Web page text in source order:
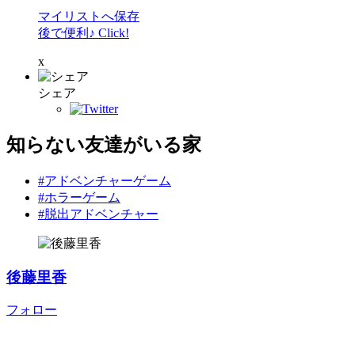
マイリストへ保存
後で便利♪ Click!
x
シェア
知らない友達がいる家
#アドベンチャーゲーム
#ホラーゲーム
#脱出アドベンチャー
後藤里香
フォロー